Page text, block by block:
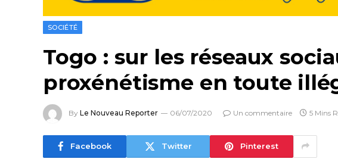
SOCIÉTÉ
Togo : sur les réseaux
proxénétisme en toute
By Le Nouveau Reporter 06/07/2020 Un commentaire 5 Mins
Facebook Twitter Pinterest